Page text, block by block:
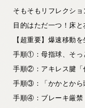
そもそもリフレクシ
目的はただ一つ！床と
【超重要】爆速移動
手順①：母指球、そっ
手順②：アキレス腱「
手順③：「かかとから
手順④：ブレーキ厳禁